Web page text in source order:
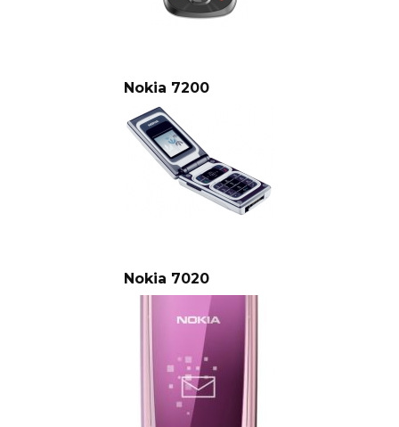
Nokia 7200
Nokia 7020